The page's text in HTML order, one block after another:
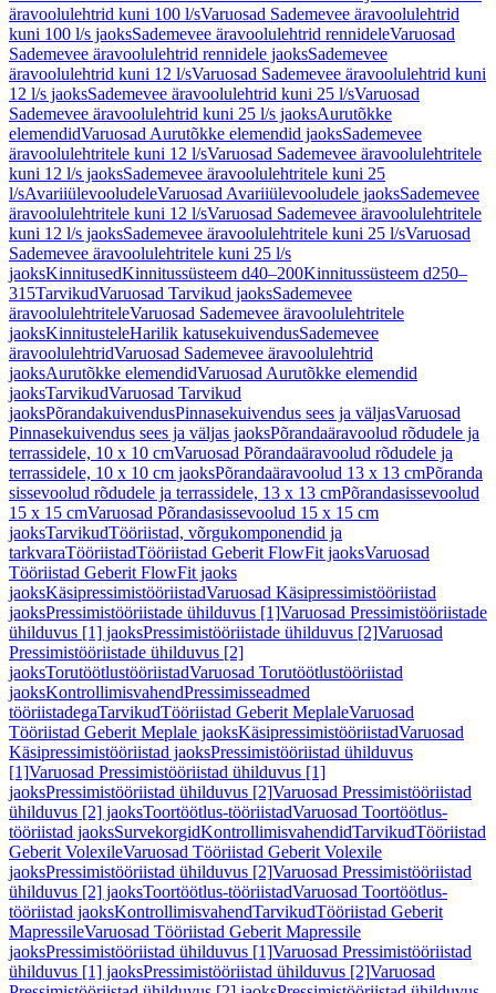
äravoolulehtrid kuni 100 l/sVaruosad Sademevee äravoolulehtrid
kuni 100 l/s jaoksSademevee äravoolulehtrid rennideleVaruosad
Sademevee äravoolulehtrid rennidele jaoksSademevee
äravoolulehtrid kuni 12 l/sVaruosad Sademevee äravoolulehtrid kuni
12 l/s jaoksSademevee äravoolulehtrid kuni 25 l/sVaruosad
Sademevee äravoolulehtrid kuni 25 l/s jaoksAurutõkke
elemendidVaruosad Aurutõkke elemendid jaoksSademevee
äravoolulehtritele kuni 12 l/sVaruosad Sademevee äravoolulehtritele
kuni 12 l/s jaoksSademevee äravoolulehtritele kuni 25
l/sAvariiülevooludeleVaruosad Avariiülevooludele jaoksSademevee
äravoolulehtritele kuni 12 l/sVaruosad Sademevee äravoolulehtritele
kuni 12 l/s jaoksSademevee äravoolulehtritele kuni 25 l/sVaruosad
Sademevee äravoolulehtritele kuni 25 l/s
jaoksKinnitusedKinnitussüsteem d40–200Kinnitussüsteem d250–
315TarvikudVaruosad Tarvikud jaoksSademevee
äravoolulehtriteleVaruosad Sademevee äravoolulehtritele
jaoksKinnitusteleHarilik katusekuivendusSademevee
äravoolulehtridVaruosad Sademevee äravoolulehtrid
jaoksAurutõkke elemendidVaruosad Aurutõkke elemendid
jaoksTarvikudVaruosad Tarvikud
jaoksPõrandakuivendusPinnasekuivendus sees ja väljasVaruosad
Pinnasekuivendus sees ja väljas jaoksPõrandaäravoolud rõdudele ja
terrassidele, 10 x 10 cmVaruosad Põrandaäravoolud rõdudele ja
terrassidele, 10 x 10 cm jaoksPõrandaäravoolud 13 x 13 cmPõranda
sissevoolud rõdudele ja terrassidele, 13 x 13 cmPõrandasissevoolud
15 x 15 cmVaruosad Põrandasissevoolud 15 x 15 cm
jaoksTarvikudTööriistad, võrgukomponendid ja
tarkvaraTööriistadTööriistad Geberit FlowFit jaoksVaruosad
Tööriistad Geberit FlowFit jaoks
jaoksKäsipressimistööriistadVaruosad Käsipressimistööriistad
jaoksPressimistööriistade ühilduvus [1]Varuosad Pressimistööriistade
ühilduvus [1] jaoksPressimistööriistade ühilduvus [2]Varuosad
Pressimistööriistade ühilduvus [2]
jaoksTorutöötlustööriistadVaruosad Torutöötlustööriistad
jaoksKontrollimisvahendPressimisseadmed
tööriistadegaTarvikudTööriistad Geberit MeplaleVaruosad
Tööriistad Geberit Meplale jaoksKäsipressimistööriistadVaruosad
Käsipressimistööriistad jaoksPressimistööriistad ühilduvus
[1]Varuosad Pressimistööriistad ühilduvus [1]
jaoksPressimistööriistad ühilduvus [2]Varuosad Pressimistööriistad
ühilduvus [2] jaoksToortöötlus-tööriistadVaruosad Toortöötlus-
tööriistad jaoksSurvekorgidKontrollimisvahendidTarvikudTööriistad
Geberit VolexileVaruosad Tööriistad Geberit Volexile
jaoksPressimistööriistad ühilduvus [2]Varuosad Pressimistööriistad
ühilduvus [2] jaoksToortöötlus-tööriistadVaruosad Toortöötlus-
tööriistad jaoksKontrollimisvahendTarvikudTööriistad Geberit
MapressileVaruosad Tööriistad Geberit Mapressile
jaoksPressimistööriistad ühilduvus [1]Varuosad Pressimistööriistad
ühilduvus [1] jaoksPressimistööriistad ühilduvus [2]Varuosad